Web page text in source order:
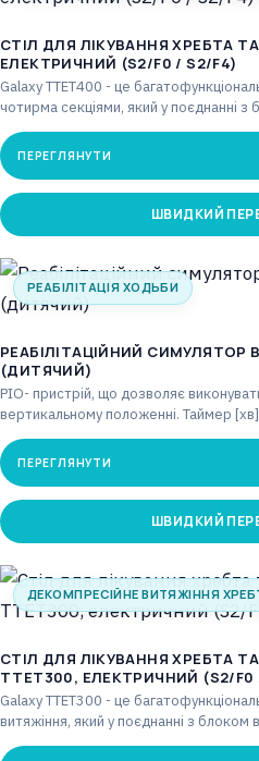
CТІЛ ДЛЯ ЛІКУВАННЯ ХРЕБТА
ЕЛЕКТРИЧНИЙ (S2/F0 / S2/F4)
Galaxy TTET400 - це
чотирма секціями, який у поєднанні
ПЕРЕГЛЯНУТИ
ШВИДКИЙ
РЕАБІЛІТАЦІЯ ХОДЬБИ
РЕАБІЛІТАЦІЙНИЙ СИМУЛЯТОР
(ДИТЯЧИЙ)
PIO- пристрій, що дозволяє
вертикальному положенні. Таймер
макс.…
ПЕРЕГЛЯНУТИ
ШВИДКИЙ
ДЕКОМПРЕСІЙНЕ ВИТЯЖІННЯ
CТІЛ ДЛЯ ЛІКУВАННЯ ХРЕБТА ТА
TTET300, ЕЛЕКТРИЧНИЙ (S2/F0
Galaxy TTET300 - це
витяжіння, який у поєднанні з